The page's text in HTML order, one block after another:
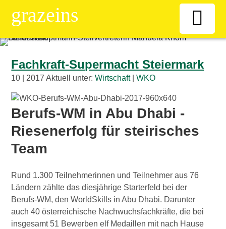
grazeins
Kiosk
News-Ticker
Frauen
Senioren
ÖAAB
Fachkraft-Supermacht Steiermark
10 | 2017 Aktuell unter:Wirtschaft|WKO
Berufs-WM in Abu Dhabi -
Riesenerfolg für steirisches
Team
Rund 1.300 Teilnehmerinnen und Teilnehmer aus 76
Ländern zählte das diesjährige Starterfeld bei der
Berufs-WM, den WorldSkills in Abu Dhabi. Darunter
auch 40 österreichische Nachwuchsfachkräfte, die bei
insgesamt 51 Bewerben elf Medaillen mit nach Hause